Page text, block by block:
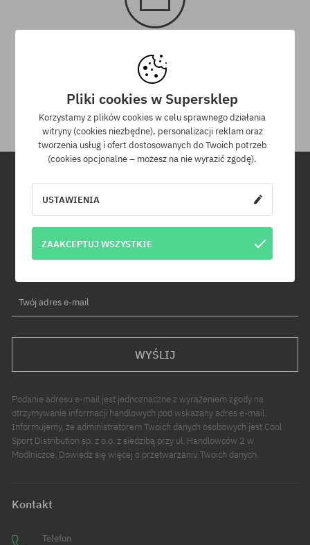
30 dni na zwrot zakupów
Na zwrot zakupionych produktów masz 30 dni licząc od daty
otrzymania przesyłki.
Zapisz się do naszego newslettera, a dowiesz się jako pierwszy o
nowościach i promocjach!
Dodatkowo otrzymasz kod rabatowy -5% na całe zamówienie!
Twój adres e-mail
WYŚLIJ
Podanie adresu e-mail jest jednoznaczne z wyrażeniem zgody na
otrzymywanie informacji handlowych pod wskazany adres e-mail.
Informujemy, że administratorem Twoich danych osobowych jest Cool
Sport Distribution sp. z o.o. z siedzibą przy ul. Handlowców 2 w
Modlniczce. Dowiedz się więcej o przetwarzaniu Twoich danych.
Kontakt
Telefon
Pliki cookies w Supersklep
Korzystamy z plików cookies w celu sprawnego działania
witryny (cookies niezbędne), personalizacji reklam oraz
tworzenia usług i ofert dostosowanych do Twoich potrzeb
(cookies opcjonalne – możesz na nie wyrazić zgodę).
USTAWIENIA
ZAAKCEPTUJ WSZYSTKIE